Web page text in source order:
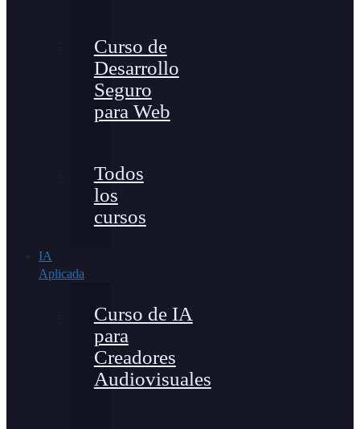
Curso de
Desarrollo
Seguro
para Web
Todos
los
cursos
IA
Aplicada
Curso de IA
para
Creadores
Audiovisuales